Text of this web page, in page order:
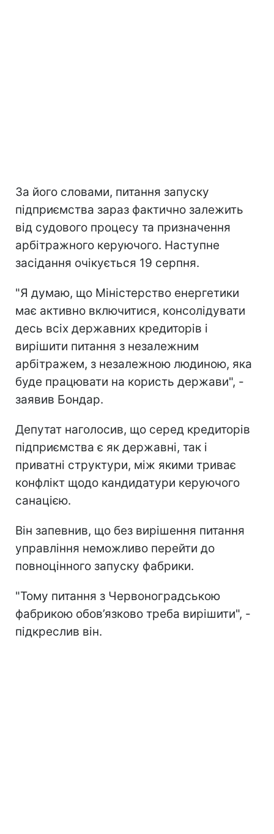
За його словами, питання запуску
підприємства зараз фактично залежить
від судового процесу та призначення
арбітражного керуючого. Наступне
засідання очікується 19 серпня.
"Я думаю, що Міністерство енергетики
має активно включитися, консолідувати
десь всіх державних кредиторів і
вирішити питання з незалежним
арбітражем, з незалежною людиною, яка
буде працювати на користь держави", -
заявив Бондар.
Депутат наголосив, що серед кредиторів
підприємства є як державні, так і
приватні структури, між якими триває
конфлікт щодо кандидатури керуючого
санацією.
Він запевнив, що без вирішення питання
управління неможливо перейти до
повноцінного запуску фабрики.
"Тому питання з Червоноградською
фабрикою обов’язково треба вирішити", -
підкреслив він.